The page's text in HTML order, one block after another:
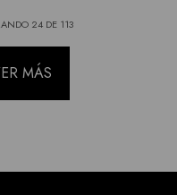
24 DE 113
MÁS